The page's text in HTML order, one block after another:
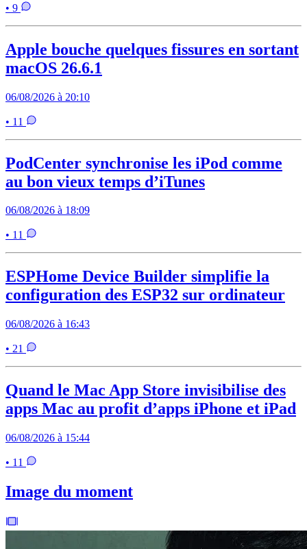
• 9
Apple bouche quelques fissures en sortant
macOS 26.6.1
06/08/2026 à 20:10
• 11
PodCenter synchronise les iPod comme
au bon vieux temps d’iTunes
06/08/2026 à 18:09
• 11
ESPHome Device Builder simplifie la
configuration des ESP32 sur ordinateur
06/08/2026 à 16:43
• 21
Quand le Mac App Store invisibilise des
apps Mac au profit d’apps iPhone et iPad
06/08/2026 à 15:44
• 11
Image du moment